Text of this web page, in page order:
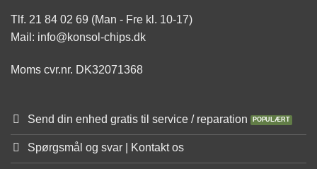
Tlf. 21 84 02 69 (Man - Fre kl. 10-17)
Mail: info@konsol-chips.dk
Moms cvr.nr. DK32071368
Send din enhed gratis til service / reparation
Spørgsmål og svar | Kontakt os